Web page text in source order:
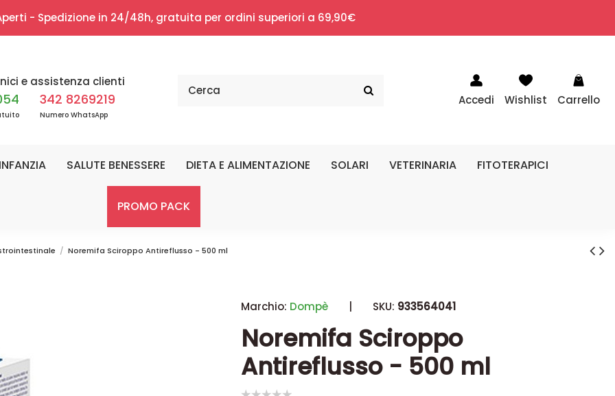
- Spedizione in 24/48h, gratuita per ordini superiori a 69,90€
e assistenza clienti
342 8269219
Numero WhatsApp
Accedi Wishlist Carrello
SALUTE BENESSERE DIETA E ALIMENTAZIONE SOLARI VETERINARIA FITOTERAPICI
PROMO PACK
Noremifa Sciroppo Antireflusso - 500 ml
Marchio: Dompè | SKU: 933564041
Noremifa Sciroppo
Antireflusso - 500 ml